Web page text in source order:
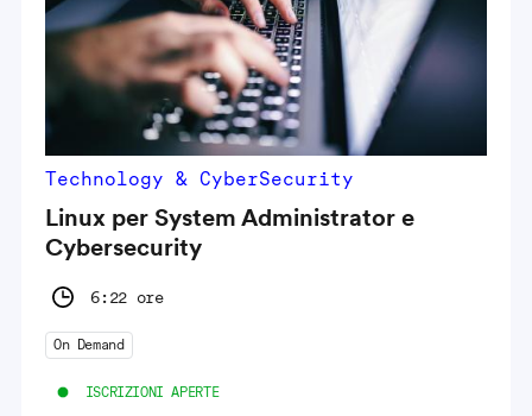
Technology & CyberSecurity
Linux per System Administrator e
Cybersecurity
6:22 ore
On Demand
ISCRIZIONI APERTE